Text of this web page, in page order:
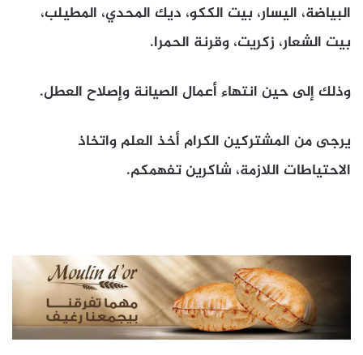
البياضة، اليسار، بيت الككو، ديك المحدي، المطيلب،
بيت الشعار، زكريت، وقرنة الحمرا.
وذلك إلى حين انتهاء أعمال الصيانة وإصلاح العطل.
يرجى من المشتركين الكرام أخذ العلم واتخاذ
الاحتياطات اللازمة، شاكرين تفهمكم.